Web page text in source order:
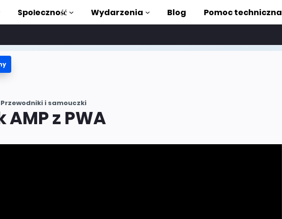
i samouczki
z AMP
AMP
to AMP
Społeczność Wydarzenia Blog Pomoc techniczna
Przewodniki i samouczki
AMP z PWA